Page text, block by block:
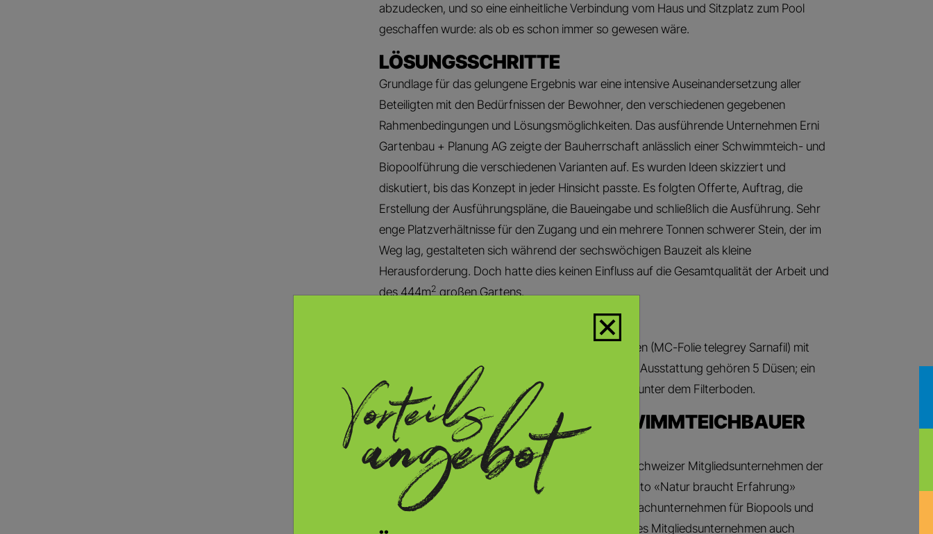
abzudecken, und so eine einheitliche Verbindung vom Haus und Sitzplatz zum Pool
geschaffen wurde: als ob es schon immer so gewesen wäre.
LÖSUNGSSCHRITTE
Grundlage für das gelungene Ergebnis war eine intensive Auseinandersetzung aller
Beteiligten mit den Bedürfnissen der Bewohner, den verschiedenen gegebenen
Rahmenbedingungen und Lösungsmöglichkeiten. Das ausführende Unternehmen Erni
Gartenbau + Planung AG zeigte der Bauherrschaft anlässlich einer Schwimmteich- und
Biopoolführung die verschiedenen Varianten auf. Es wurden Ideen skizziert und
diskutiert, bis das Konzept in jeder Hinsicht passte. Es folgten Offerte, Auftrag, die
Erstellung der Ausführungspläne, die Baueingabe und schließlich die Ausführung. Sehr
enge Platzverhältnisse für den Zugang und ein mehrere Tonnen schwerer Stein, der im
Weg lag, gestalteten sich während der sechswöchigen Bauzeit als kleine
Herausforderung. Doch hatte dies keinen Einfluss auf die Gesamtqualität der Arbeit und
des 444m2großen Gartens.
Das Freibad besteht aus einem Granitquaderbecken (MC-Folie telegrey Sarnafil) mit
Treppenanlage und misst 4.90 x 3.50 x 1.40m. Zur Ausstattung gehören 5 Düsen; ein
Überlaufwehr sowie Rückspülung und Absaugung unter dem Filterboden.
POOL FOR NATURE DIE SCHWIMMTEICHBAUER
EG
Die Erni Gartenbau + Planung AG ist eines von 13 Schweizer Mitgliedsunternehmen der
Pool for Nature – Genossenschaft. Unter dem Motto «Natur braucht Erfahrung»
haben sich hier hoch qualifizierte und routinierte Fachunternehmen für Biopools und
Schwimmteiche organisiert. Darüber hinaus ist jedes Mitgliedsunternehmen auch